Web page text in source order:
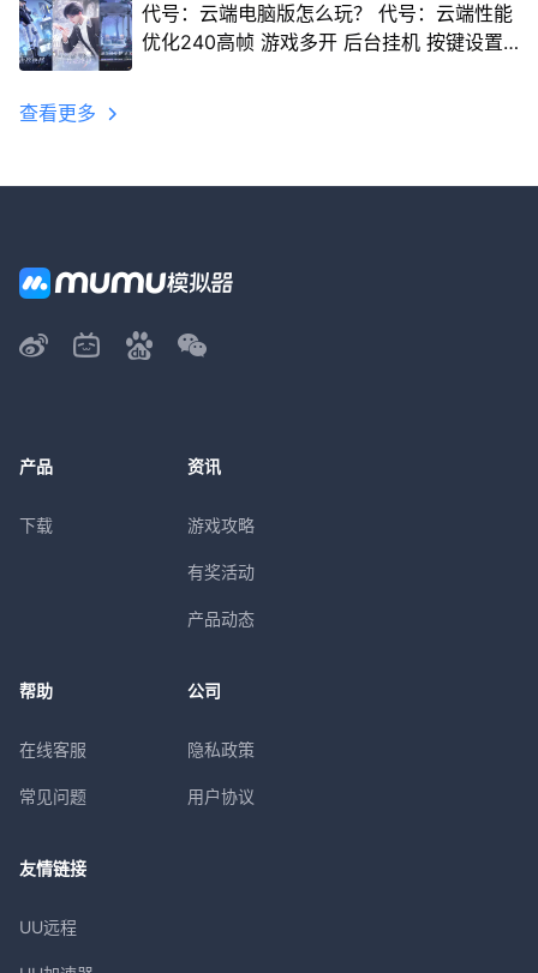
代号：云端电脑版怎么玩？ 代号：云端性能
优化240高帧 游戏多开 后台挂机 按键设置
查看更多
产品
下载
资讯
游戏攻略
有奖活动
产品动态
帮助
在线客服
常见问题
公司
隐私政策
用户协议
友情链接
UU远程